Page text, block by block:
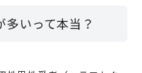
多いって本当？